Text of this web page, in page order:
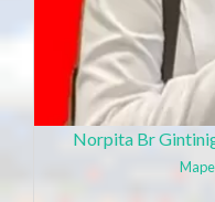
Norpita Br